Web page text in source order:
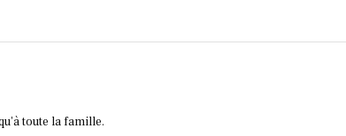
toute la famille.